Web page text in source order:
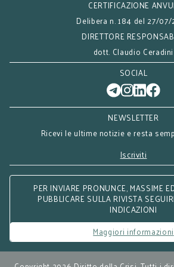
CERTIFICAZIONE
Delibera n. 184 del 27/07/
DIRETTORE
dott. Claudio Ceradini
SOCIAL
NEWSLETTER
Ricevi le ultime notizie e resta
Iscriviti
PER INVIARE PRONUNCE, MASSIME
PUBBLICARE SULLA RIVISTA
INDICAZIONI
Maggiori informazioni